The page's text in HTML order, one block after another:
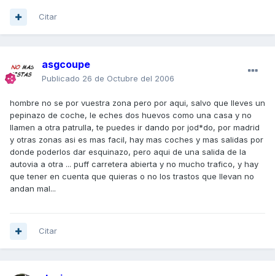
Citar
asgcoupe
Publicado 26 de Octubre del 2006
hombre no se por vuestra zona pero por aqui, salvo que lleves un
pepinazo de coche, le eches dos huevos como una casa y no
llamen a otra patrulla, te puedes ir dando por jod*do, por madrid
y otras zonas asi es mas facil, hay mas coches y mas salidas por
donde poderlos dar esquinazo, pero aqui de una salida de la
autovia a otra ... puff carretera abierta y no mucho trafico, y hay
que tener en cuenta que quieras o no los trastos que llevan no
andan mal...
Citar